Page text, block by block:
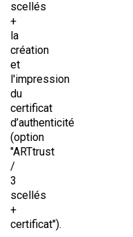
scellés
+
la
création
et
l'impression
du
certificat
d’authenticité
(option
"ARTtrust
/
3
scellés
+
certificat").